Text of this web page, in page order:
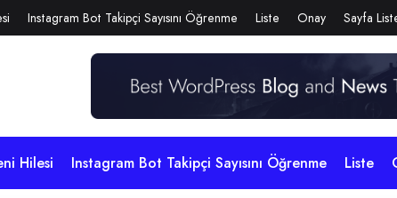
Instagram Bot Takipçi Sayısını Öğrenme Liste Onay Sayfa
Hilesi Instagram Bot Takipçi Sayısını Öğrenme Liste